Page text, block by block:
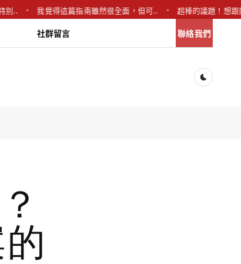
我覺得這篇指南雖然很全面，但可.. 超棒的議題！想跟團隊
社群留言 聯絡我們